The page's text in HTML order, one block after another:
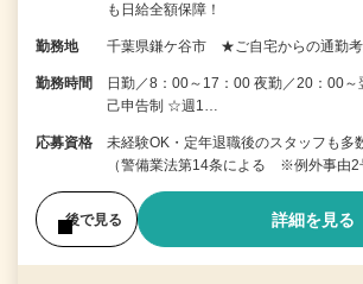
も日給全額保障！
勤務地 千葉県鎌ケ谷市 ★ご自宅からの通勤考
勤務時間
日勤／8：00～17：00 夜勤／20：00
己申告制 ☆週1…
応募資格
未経験OK・定年退職後のスタッフも多
（警備業法第14条による ※例外事由2
後で見る 詳細を見る